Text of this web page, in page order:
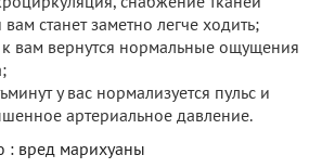
станет заметно легче ходить;
к вам вернутся нормальные ощущения
у вас нормализуется пульс и
артериальное давление.
: вред марихуаны